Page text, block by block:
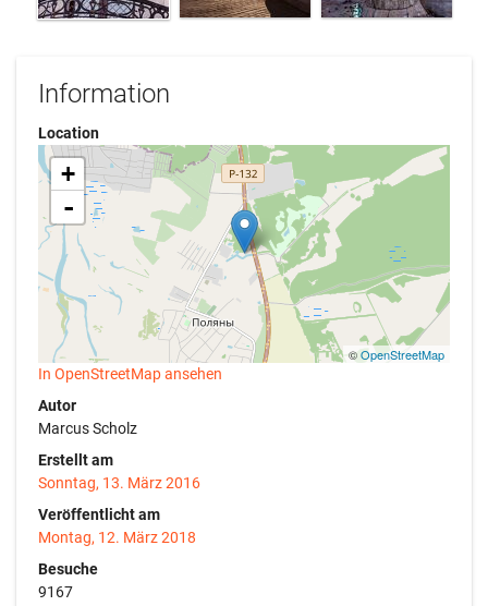
Information
Location
+
-
©OpenStreetMap
In OpenStreetMap ansehen
Autor
Marcus Scholz
Erstellt am
Sonntag, 13. März 2016
Veröffentlicht am
Montag, 12. März 2018
Besuche
9167